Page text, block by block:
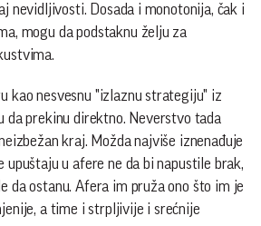
nevidljivosti. Dosada i monotonija, čak i
mogu da podstaknu želju za
kao nesvesnu "izlaznu strategiju" iz
da prekinu direktno. Neverstvo tada
kraj. Možda najviše iznenađuje
upuštaju u afere ne da bi napustile brak,
da ostanu. Afera im pruža ono što im je
a time i strpljivije i srećnije